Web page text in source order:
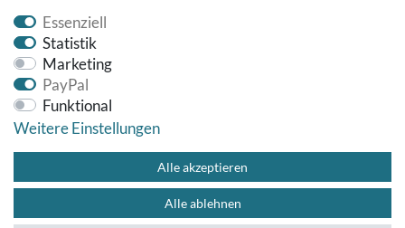
Essenziell
Statistik
Marketing
PayPal
Funktional
Weitere Einstellungen
Alle akzeptieren
Alle ablehnen
Vertrag widerrufen
© Copyright 2026 Fußbodenreinigung24 GmbH | Alle Rechte
Impressum Datenschutzerklärung